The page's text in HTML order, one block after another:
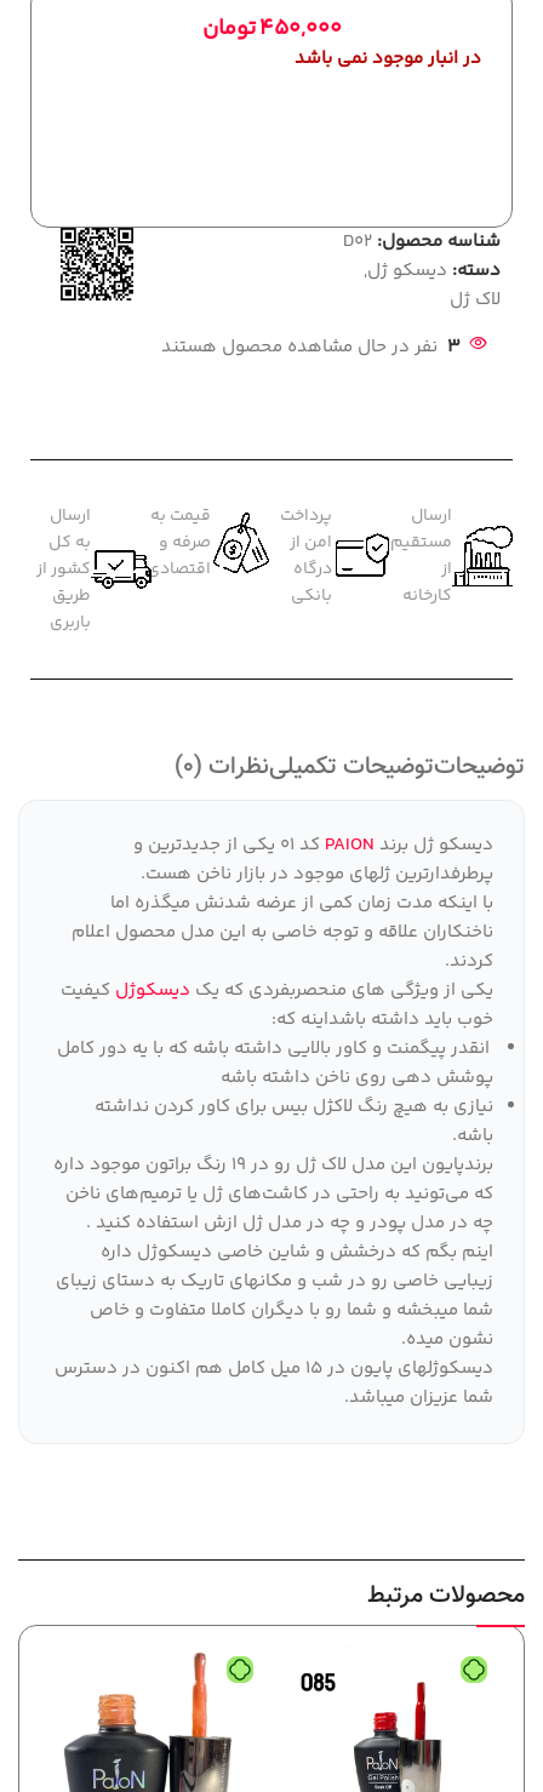
450,000تومان
در انبار موجود نمی باشد
شناسه محصول: D02
دسته: دیسکو ژل,
لاک ژل
3 نفر در حال مشاهده محصول هستند
ارسال
مستقیم
از
کارخانه
پرداخت
امن از
درگاه
بانکی
قیمت به
صرفه و
اقتصادی
ارسال
به کل
کشور از
طریق
باربری
توضیحاتتوضیحات تکمیلینظرات (0)
دیسکو ژل برند
کد 01 یکی از جدیدترین و
پرطرفدارترین ژلهای موجود در بازار ناخن هست.
با اینکه مدت زمان کمی از عرضه شدنش میگذره اما
ناخنکاران علاقه و توجه خاصی به این مدل محصول اعلام
کردند.
یکی از ویژگی های منحصربفردی که یک دیسکوژل کیفیت
خوب باید داشته باشداینه که:
انقدر پیگمنت و کاور بالایی داشته باشه که با یه دور کامل
پوشش دهی روی ناخن داشته باشه
نیازی به هیچ رنگ لاکژل بیس برای کاور کردن نداشته
باشه.
برندپایون این مدل لاک ژل رو در 19 رنگ براتون موجود داره
که می‌تونید به راحتی در کاشت‌های ژل یا ترمیم‌های ناخن
چه در مدل پودر و چه در مدل ژل ازش استفاده کنید .
اینم بگم که درخشش و شاین خاصی دیسکوژل داره
زیبایی خاصی رو در شب و مکانهای تاریک به دستای زیبای
شما میبخشه و شما رو با دیگران کاملا متفاوت و خاص
نشون میده.
دیسکوژلهای پایون در 15 میل کامل هم اکنون در دسترس
شما عزیزان میباشد.
محصولات مرتبط